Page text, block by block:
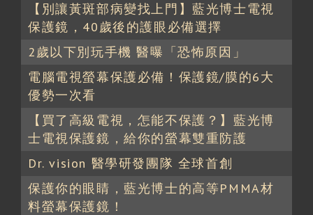
【別讓黃斑部病變找上門】藍光博士電視
保護鏡，40歲後的護眼必備選擇
2歲以下別玩手機 醫曝「恐怖原因」
電腦電視螢幕保護必備！保護鏡/膜的6大
優勢一次看
【買了高級電視，怎能不保護？】藍光博
士電視保護鏡，給你的螢幕雙重防護
Dr. vision 醫學研發團隊 全球首創
保護你的眼睛，藍光博士的高等PMMA材
料螢幕保護鏡！